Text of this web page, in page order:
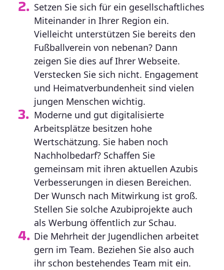
Setzen Sie sich für ein gesellschaftliches
Miteinander in Ihrer Region ein.
Vielleicht unterstützen Sie bereits den
Fußballverein von nebenan? Dann
zeigen Sie dies auf Ihrer Webseite.
Verstecken Sie sich nicht. Engagement
und Heimatverbundenheit sind vielen
jungen Menschen wichtig.
Moderne und gut digitalisierte
Arbeitsplätze besitzen hohe
Wertschätzung. Sie haben noch
Nachholbedarf? Schaffen Sie
gemeinsam mit ihren aktuellen Azubis
Verbesserungen in diesen Bereichen.
Der Wunsch nach Mitwirkung ist groß.
Stellen Sie solche Azubiprojekte auch
als Werbung öffentlich zur Schau.
Die Mehrheit der Jugendlichen arbeitet
gern im Team. Beziehen Sie also auch
ihr schon bestehendes Team mit ein.